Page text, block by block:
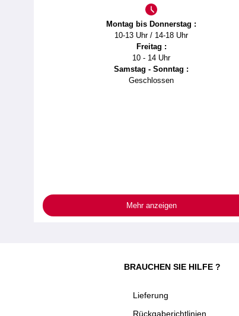
Montag bis Donnerstag :
10-13 Uhr / 14-18 Uhr
Freitag :
10 - 14 Uhr
Samstag - Sonntag :
Geschlossen
Mehr anzeigen
BRAUCHEN SIE HILFE ?
Lieferung
Rückgaberichtlinien